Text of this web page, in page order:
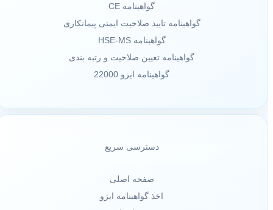
گواهینامه CE
گواهینامه تایید صلاحیت ایمنی پیمانکاری
گواهینامه HSE-MS
گواهینامه تعیین صلاحیت و رتبه بندی
گواهینامه ایزو 22000
دسترسی سریع
صفحه اصلی
اخذ گواهینامه ایزو